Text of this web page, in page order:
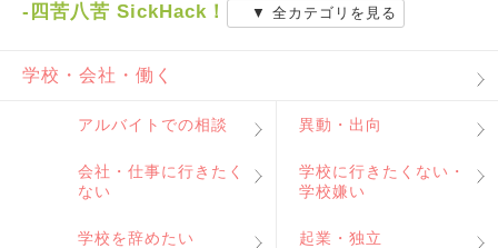
-四苦八苦 SickHack！
▼ 全カテゴリを見る
学校・会社・働く
アルバイトでの相談 異動・出向
会社・仕事に行きたく
ない
学校に行きたくない・
学校嫌い
学校を辞めたい 起業・独立